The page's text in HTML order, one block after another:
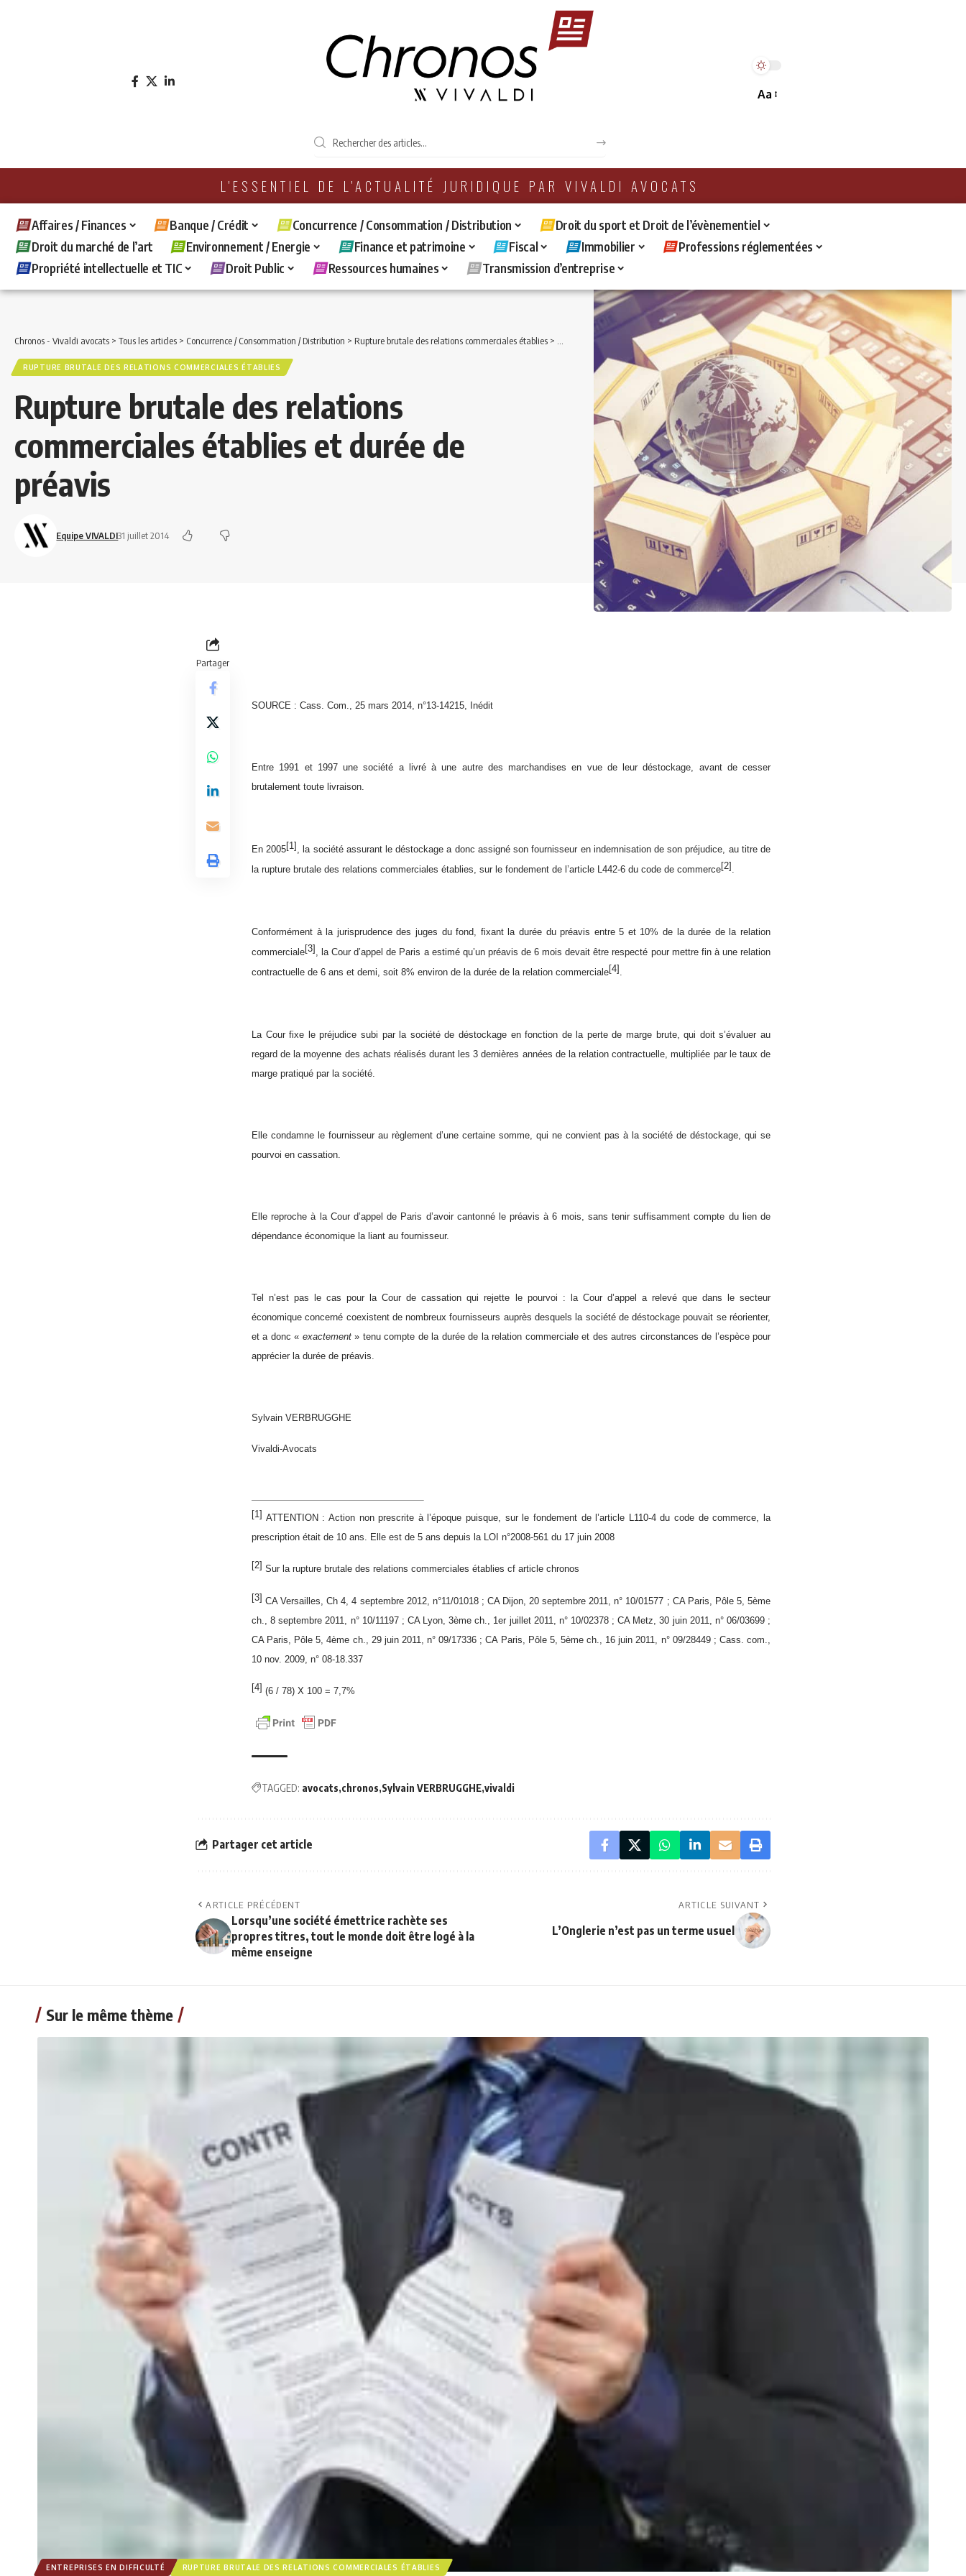
Aa
L'ESSENTIEL DE L'ACTUALITÉ JURIDIQUE PAR VIVALDI AVOCATS
Affaires / Finances Banque / Crédit Concurrence / Consommation / Distribution
Droit du sport et Droit de l’évènementiel
Droit du marché de l’art
Environnement / Energie Finance et patrimoine Fiscal Immobilier
Professions réglementées
Propriété intellectuelle et TIC
Droit Public Ressources humaines Transmission d’entreprise
Chronos - Vivaldi avocats > Tous les articles > Concurrence / Consommation / Distribution > Rupture brutale des relations commerciales établies > Rupture brutale des relations commerciales établies et durée de préavis
RUPTURE BRUTALE DES RELATIONS COMMERCIALES ÉTABLIES
Rupture brutale des relations
commerciales établies et durée de
préavis
Equipe VIVALDI31 juillet 2014
Partager
SOURCE : Cass. Com., 25 mars 2014, n°13-14215, Inédit
Entre 1991 et 1997 une société a livré à une autre des marchandises en vue de leur déstockage, avant de cesser
brutalement toute livraison.
En 2005[1] , la société assurant le déstockage a donc assigné son fournisseur en indemnisation de son préjudice, au titre de
la rupture brutale des relations commerciales établies, sur le fondement de l’article L442-6 du code de commerce[2] .
Conformément à la jurisprudence des juges du fond, fixant la durée du préavis entre 5 et 10% de la durée de la relation
commerciale[3] , la Cour d’appel de Paris a estimé qu’un préavis de 6 mois devait être respecté pour mettre fin à une relation
contractuelle de 6 ans et demi, soit 8% environ de la durée de la relation commerciale[4] .
La Cour fixe le préjudice subi par la société de déstockage en fonction de la perte de marge brute, qui doit s’évaluer au
regard de la moyenne des achats réalisés durant les 3 dernières années de la relation contractuelle, multipliée par le taux de
marge pratiqué par la société.
Elle condamne le fournisseur au règlement d’une certaine somme, qui ne convient pas à la société de déstockage, qui se
pourvoi en cassation.
Elle reproche à la Cour d’appel de Paris d’avoir cantonné le préavis à 6 mois, sans tenir suffisamment compte du lien de
dépendance économique la liant au fournisseur.
Tel n’est pas le cas pour la Cour de cassation qui rejette le pourvoi : la Cour d’appel a relevé que dans le secteur
économique concerné coexistent de nombreux fournisseurs auprès desquels la société de déstockage pouvait se réorienter,
et a donc « exactement» tenu compte de la durée de la relation commerciale et des autres circonstances de l’espèce pour
apprécier la durée de préavis.
Sylvain VERBRUGGHE
Vivaldi-Avocats
[1] ATTENTION : Action non prescrite à l’époque puisque, sur le fondement de l’article L110-4 du code de commerce, la
prescription était de 10 ans. Elle est de 5 ans depuis la LOI n°2008-561 du 17 juin 2008
[2] Sur la rupture brutale des relations commerciales établies cf article chronos
[3] CA Versailles, Ch 4, 4 septembre 2012, n°11/01018 ; CA Dijon, 20 septembre 2011, n° 10/01577 ; CA Paris, Pôle 5, 5ème
ch., 8 septembre 2011, n° 10/11197 ; CA Lyon, 3ème ch., 1er juillet 2011, n° 10/02378 ; CA Metz, 30 juin 2011, n° 06/03699 ;
CA Paris, Pôle 5, 4ème ch., 29 juin 2011, n° 09/17336 ; CA Paris, Pôle 5, 5ème ch., 16 juin 2011, n° 09/28449 ; Cass. com.,
10 nov. 2009, n° 08-18.337
[4] (6 / 78) X 100 = 7,7%
TAGGED: avocats chronos Sylvain VERBRUGGHE vivaldi
Partager cet article
ARTICLE PRÉCÉDENT
Lorsqu’une société émettrice rachète ses
propres titres, tout le monde doit être logé à la
même enseigne
ARTICLE SUIVANT
L’Onglerie n’est pas un terme usuel
Sur le même thème
ENTREPRISES EN DIFFICULTÉ RUPTURE BRUTALE DES RELATIONS COMMERCIALES ÉTABLIES